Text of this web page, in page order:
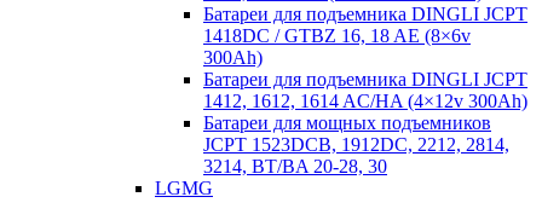
Батареи для подъемника DINGLI JCPT
1418DC / GTBZ 16, 18 AE (8×6v
300Ah)
Батареи для подъемника DINGLI JCPT
1412, 1612, 1614 AC/HA (4×12v 300Ah)
Батареи для мощных подъемников
JCPT 1523DCB, 1912DC, 2212, 2814,
3214, BT/BA 20-28, 30
LGMG